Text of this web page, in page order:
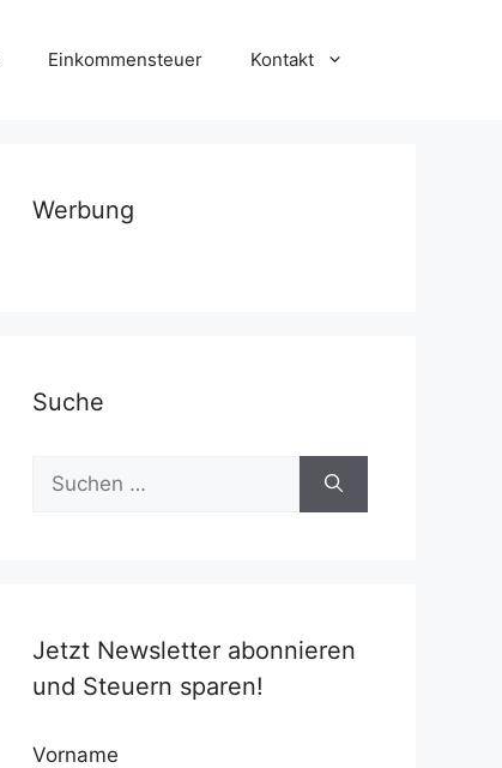
Einkommensteuer Kontakt
Werbung
Suche
Suchen
nach:
Jetzt Newsletter abonnieren
und Steuern sparen!
Vorname